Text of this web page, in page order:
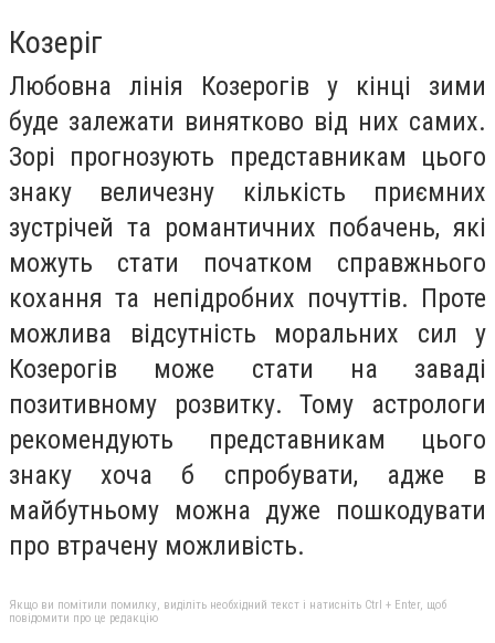
Козеріг
Любовна лінія Козерогів у кінці зими
буде залежати винятково від них самих.
Зорі прогнозують представникам цього
знаку величезну кількість приємних
зустрічей та романтичних побачень, які
можуть стати початком справжнього
кохання та непідробних почуттів. Проте
можлива відсутність моральних сил у
Козерогів може стати на заваді
позитивному розвитку. Тому астрологи
рекомендують представникам цього
знаку хоча б спробувати, адже в
майбутньому можна дуже пошкодувати
про втрачену можливість.
Якщо ви помітили помилку, виділіть необхідний текст і натисніть Ctrl + Enter, щоб
повідомити про це редакцію